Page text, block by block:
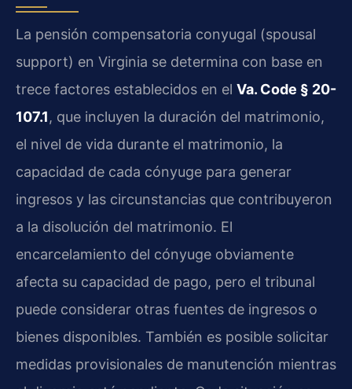
La pensión compensatoria conyugal (spousal
support) en Virginia se determina con base en
trece factores establecidos en el Va. Code § 20-
107.1, que incluyen la duración del matrimonio,
el nivel de vida durante el matrimonio, la
capacidad de cada cónyuge para generar
ingresos y las circunstancias que contribuyeron
a la disolución del matrimonio. El
encarcelamiento del cónyuge obviamente
afecta su capacidad de pago, pero el tribunal
puede considerar otras fuentes de ingresos o
bienes disponibles. También es posible solicitar
medidas provisionales de manutención mientras